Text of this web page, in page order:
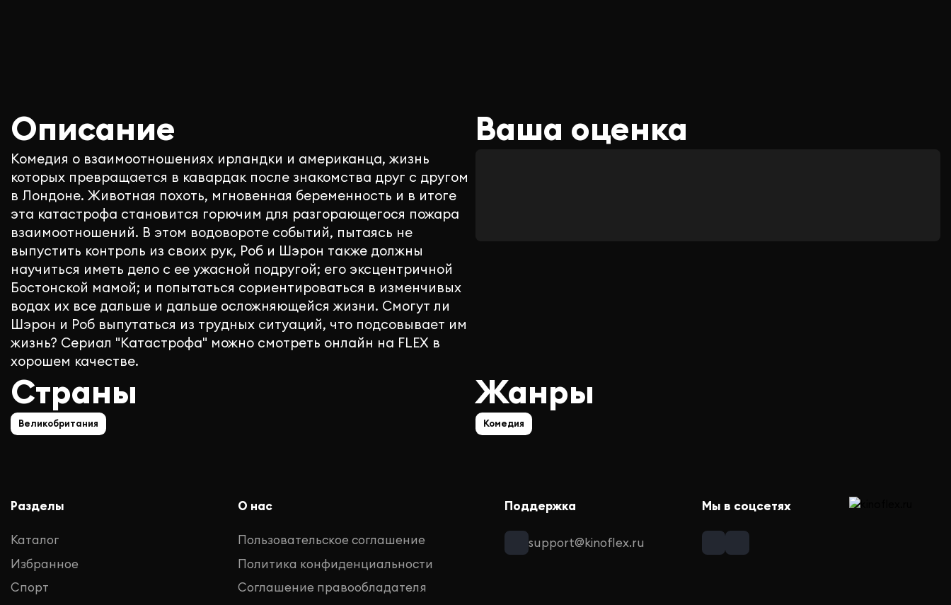
Описание
Комедия о взаимоотношениях ирландки и американца, жизнь
которых превращается в кавардак после знакомства друг с другом
в Лондоне. Животная похоть, мгновенная беременность и в итоге
эта катастрофа становится горючим для разгорающегося пожара
взаимоотношений. В этом водовороте событий, пытаясь не
выпустить контроль из своих рук, Роб и Шэрон также должны
научиться иметь дело с ее ужасной подругой; его эксцентричной
Бостонской мамой; и попытаться сориентироваться в изменчивых
водах их все дальше и дальше осложняющейся жизни. Смогут ли
Шэрон и Роб выпутаться из трудных ситуаций, что подсовывает им
жизнь? Сериал "Катастрофа" можно смотреть онлайн на FLEX в
хорошем качестве.
Ваша оценка
Страны
Великобритания
Жанры
Комедия
Разделы
Каталог
Избранное
Спорт
О нас
Пользовательское соглашение
Политика конфиденциальности
Соглашение правообладателя
Поддержка
support@kinoflex.ru
Мы в соцсетях